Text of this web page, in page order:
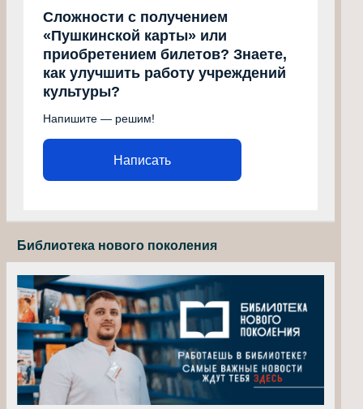
Сложности с получением
«Пушкинской карты» или
приобретением билетов? Знаете,
как улучшить работу учреждений
культуры?
Напишите — решим!
Написать
Библиотека нового поколения